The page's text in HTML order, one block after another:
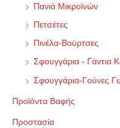
Πανιά Μικροϊνών
Πετσέτες
Πινέλα-Βούρτσες
Σφουγγάρια - Γάντια
Σφουγγάρια-Γούνες
Προϊόντα Βαφής
Προστασία